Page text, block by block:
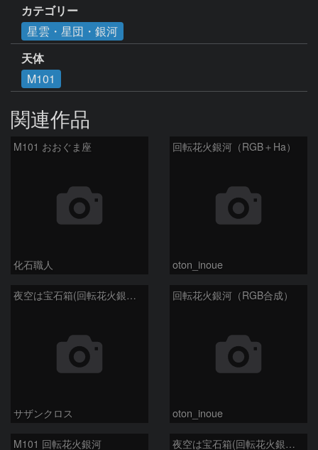
カテゴリー
星雲・星団・銀河
天体
M101
関連作品
M101 おおぐま座
化石職人
回転花火銀河（RGB＋Ha）
oton_inoue
夜空は宝石箱(回転花火銀河 M101) Seestar50
サザンクロス
回転花火銀河（RGB合成）
oton_inoue
M101 回転花火銀河 夜空は宝石箱(回転花火銀河 M101) Seestar50